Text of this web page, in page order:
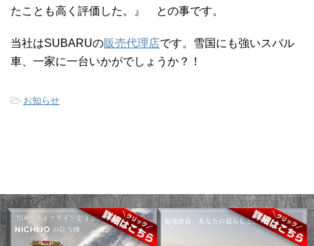
たことも高く評価した。』 との事です。
当社はSUBARUの販売代理店です。雪国にも強いスバル
車、一家に一台いかがでしょうか？！
-お知らせ